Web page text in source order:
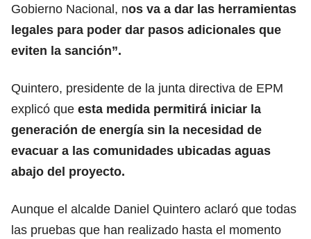
Gobierno Nacional, nos va a dar las herramientas
legales para poder dar pasos adicionales que
eviten la sanción”.
Quintero, presidente de la junta directiva de EPM
explicó que esta medida permitirá iniciar la
generación de energía sin la necesidad de
evacuar a las comunidades ubicadas aguas
abajo del proyecto.
Aunque el alcalde Daniel Quintero aclaró que todas
las pruebas que han realizado hasta el momento